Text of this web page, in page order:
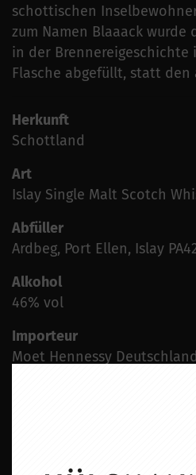
schottischen
zum Namen Blaaack wurde
in der Brennereigeschichte
Flasche abgefüllt, statt
Herkunft
Schottland
Art
Islay Single Malt Scotch
Abfüller
Ardbeg, Port Ellen, Islay
Alkohol
46% vol
Importeur
Moet Hennessy